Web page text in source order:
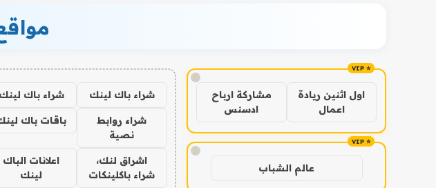
!
اول اثنين ريادة
اعمال
مشاركة ارباح
ادسنس
!
عالم الشباب
شراء باك لينك شراء باك لينك
شراء روابط
نصية
باقات باك
اشراق لنك،
شراء باكلينكات
اعلانات الباك
لينك